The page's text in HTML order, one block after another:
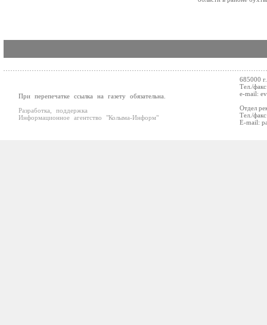
При перепечатке ссылка на газету обязательна.
Разработка, поддержка
Информационное агентство "Колыма-Информ"
685000
Тел./
e-mail:
Отдел
Тел./
E-mail: